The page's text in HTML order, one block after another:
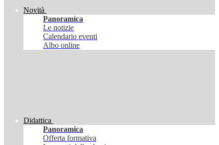
Novità
Panoramica
Le notizie
Calendario eventi
Albo online
Didattica
Panoramica
Offerta formativa